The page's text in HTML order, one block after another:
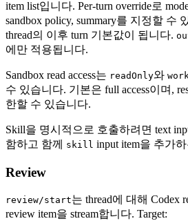
item list입니다. Per-turn override로
sandbox policy, summary를 지정할 수
thread의 이후 turn 기본값이 됩니다.
에만 적용됩니다.
Sandbox read access는 readOnly와
수 있습니다. 기본은 full access이며,
한할 수 있습니다.
Skill을 명시적으로 호출하려면 text
함하고 함께
skill input item을 추가
Review
review/start는 thread에 대해 Codex
review item을 stream합니다. Target: